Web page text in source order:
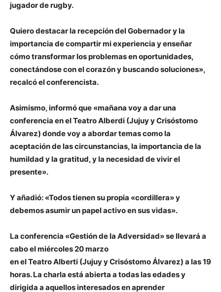
jugador de rugby.
Quiero destacar la recepción del Gobernador y la
importancia de compartir mi experiencia y enseñar
cómo transformar los problemas en oportunidades,
conectándose con el corazón y buscando soluciones»,
recalcó el conferencista.
Asimismo, informó que «mañana voy a dar una
conferencia en el Teatro Alberdi (Jujuy y Crisóstomo
Álvarez) donde voy a abordar temas como la
aceptación de las circunstancias, la importancia de la
humildad y la gratitud, y la necesidad de vivir el
presente».
Y añadió: «Todos tienen su propia «cordillera» y
debemos asumir un papel activo en sus vidas».
La conferencia «Gestión de la Adversidad» se llevará a
cabo el miércoles 20 marzo
en el Teatro Alberti (Jujuy y Crisóstomo Álvarez) a las 19
horas. La charla está abierta a todas las edades y
dirigida a aquellos interesados en aprender